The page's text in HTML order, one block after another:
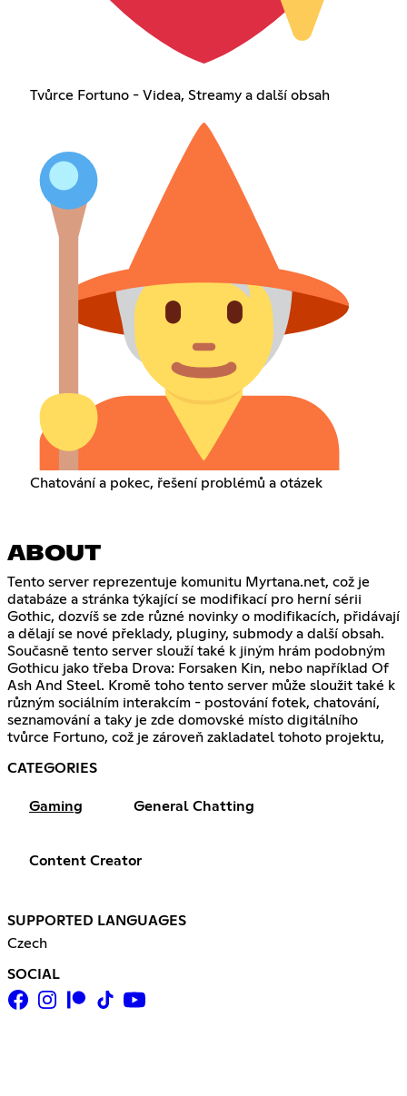
Tvůrce Fortuno - Videa, Streamy a další obsah
Chatování a pokec, řešení problémů a otázek
ABOUT
Tento server reprezentuje komunitu Myrtana.net, což je
databáze a stránka týkající se modifikací pro herní sérii
Gothic, dozvíš se zde různé novinky o modifikacích, přidávají
a dělají se nové překlady, pluginy, submody a další obsah.
Současně tento server slouží také k jiným hrám podobným
Gothicu jako třeba Drova: Forsaken Kin, nebo například Of
Ash And Steel. Kromě toho tento server může sloužit také k
různým sociálním interakcím - postování fotek, chatování,
seznamování a taky je zde domovské místo digitálního
tvůrce Fortuno, což je zároveň zakladatel tohoto projektu,
CATEGORIES
Gaming General Chatting
Content Creator
SUPPORTED LANGUAGES
Czech
SOCIAL